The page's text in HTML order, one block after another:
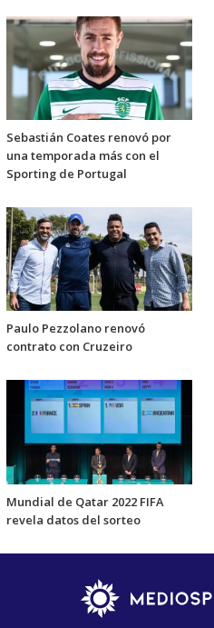
Sebastián Coates renovó por
una temporada más con el
Sporting de Portugal
Paulo Pezzolano renovó
contrato con Cruzeiro
Mundial de Qatar 2022 FIFA
revela datos del sorteo